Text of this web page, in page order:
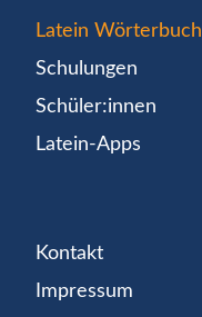
Latein Wörterbuch
Schulungen
Schüler:innen
Latein-Apps
Kontakt
Impressum